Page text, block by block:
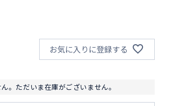
お気に入りに登録する
。ただいま在庫がございません。